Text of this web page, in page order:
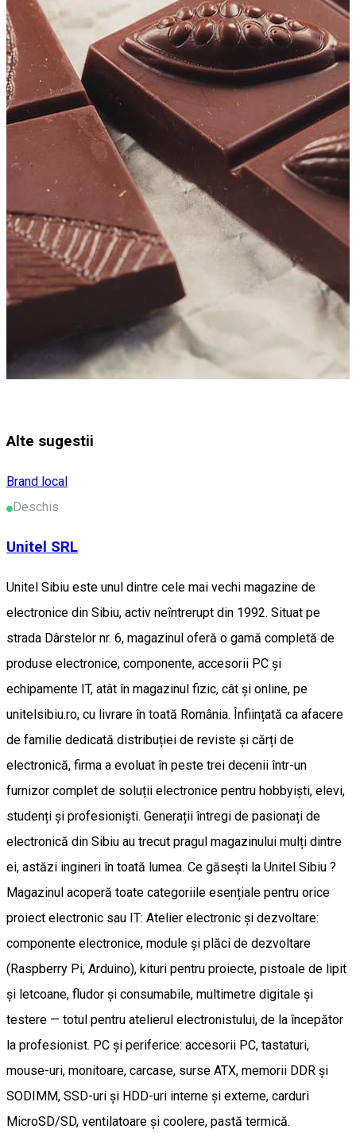
Alte sugestii
Brand local
Deschis
Unitel SRL
Unitel Sibiu este unul dintre cele mai vechi magazine de
electronice din Sibiu, activ neîntrerupt din 1992. Situat pe
strada Dârstelor nr. 6, magazinul oferă o gamă completă de
produse electronice, componente, accesorii PC și
echipamente IT, atât în magazinul fizic, cât și online, pe
unitelsibiu.ro, cu livrare în toată România. Înființată ca afacere
de familie dedicată distribuției de reviste și cărți de
electronică, firma a evoluat în peste trei decenii într-un
furnizor complet de soluții electronice pentru hobbyiști, elevi,
studenți și profesioniști. Generații întregi de pasionați de
electronică din Sibiu au trecut pragul magazinului mulți dintre
ei, astăzi ingineri în toată lumea. Ce găsești la Unitel Sibiu ?
Magazinul acoperă toate categoriile esențiale pentru orice
proiect electronic sau IT: Atelier electronic și dezvoltare:
componente electronice, module și plăci de dezvoltare
(Raspberry Pi, Arduino), kituri pentru proiecte, pistoale de lipit
și letcoane, fludor și consumabile, multimetre digitale și
testere — totul pentru atelierul electronistului, de la începător
la profesionist. PC și periferice: accesorii PC, tastaturi,
mouse-uri, monitoare, carcase, surse ATX, memorii DDR și
SODIMM, SSD-uri și HDD-uri interne și externe, carduri
MicroSD/SD, ventilatoare și coolere, pastă termică.